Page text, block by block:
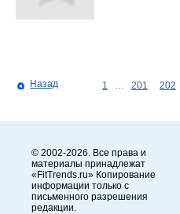
Назад 1 201 202
© 2002-2026. Все права и
материалы принадлежат
«FitTrends.ru» Копирование
информации только с
письменного разрешения
редакции.